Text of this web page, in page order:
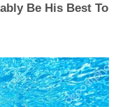
Be His Best To